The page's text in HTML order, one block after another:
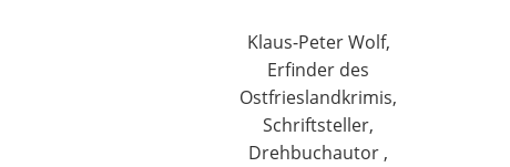
Klaus-Peter Wolf,
Erfinder des
Ostfrieslandkrimis,
Schriftsteller,
Drehbuchautor ,